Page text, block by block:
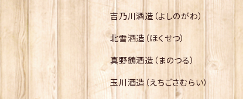
吉乃川酒造（よしのがわ）
北雪酒造（ほくせつ）
真野鶴酒造（まのつる）
玉川酒造（えちごさむらい）